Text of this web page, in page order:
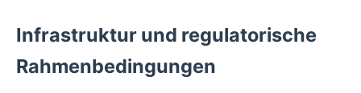
Infrastruktur und regulatorische
Rahmenbedingungen